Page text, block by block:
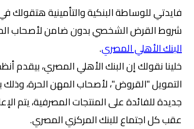
فايدتي للوساطة البنكية والتأمينية هتقولك
شروط القرض الشخصي بدون ضامن لأصحاب
البنك الأهلي المصري.
خلينا نقولك إن البنك الأهلي المصري، بيقدم
التمويل "القروض"، لأصحاب المهن الحرة، وذلك
جديدة للفائدة على المنتجات المصرفية، يتم
عقب كل اجتماع للبنك المركزي المصري.